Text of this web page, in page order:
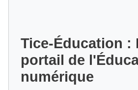
Tice-Éducation :
portail de
numérique